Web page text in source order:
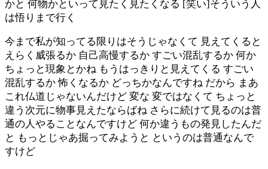
かと 何物かといって見たく見たくなる [笑い]そういう人
は悟りまで行く
今まで私が知ってる限りはそうじゃなくて 見えてくると
えらく威張るか 自己高慢するか すごい混乱するか 何か
ちょっと現象とかね もうはっきりと見えてくる すごい
混乱するか 怖くなるか どっちかなんですね だから まあ
これ仏道じゃないんだけど 変な 変ではなくて ちょっと
違う次元に物事見えたならばね さらに続けて見るのは普
通の人やることなんですけど 何か違うもの発見したんだ
と もっとじゃあ掘ってみようと というのは普通なんで
すけど